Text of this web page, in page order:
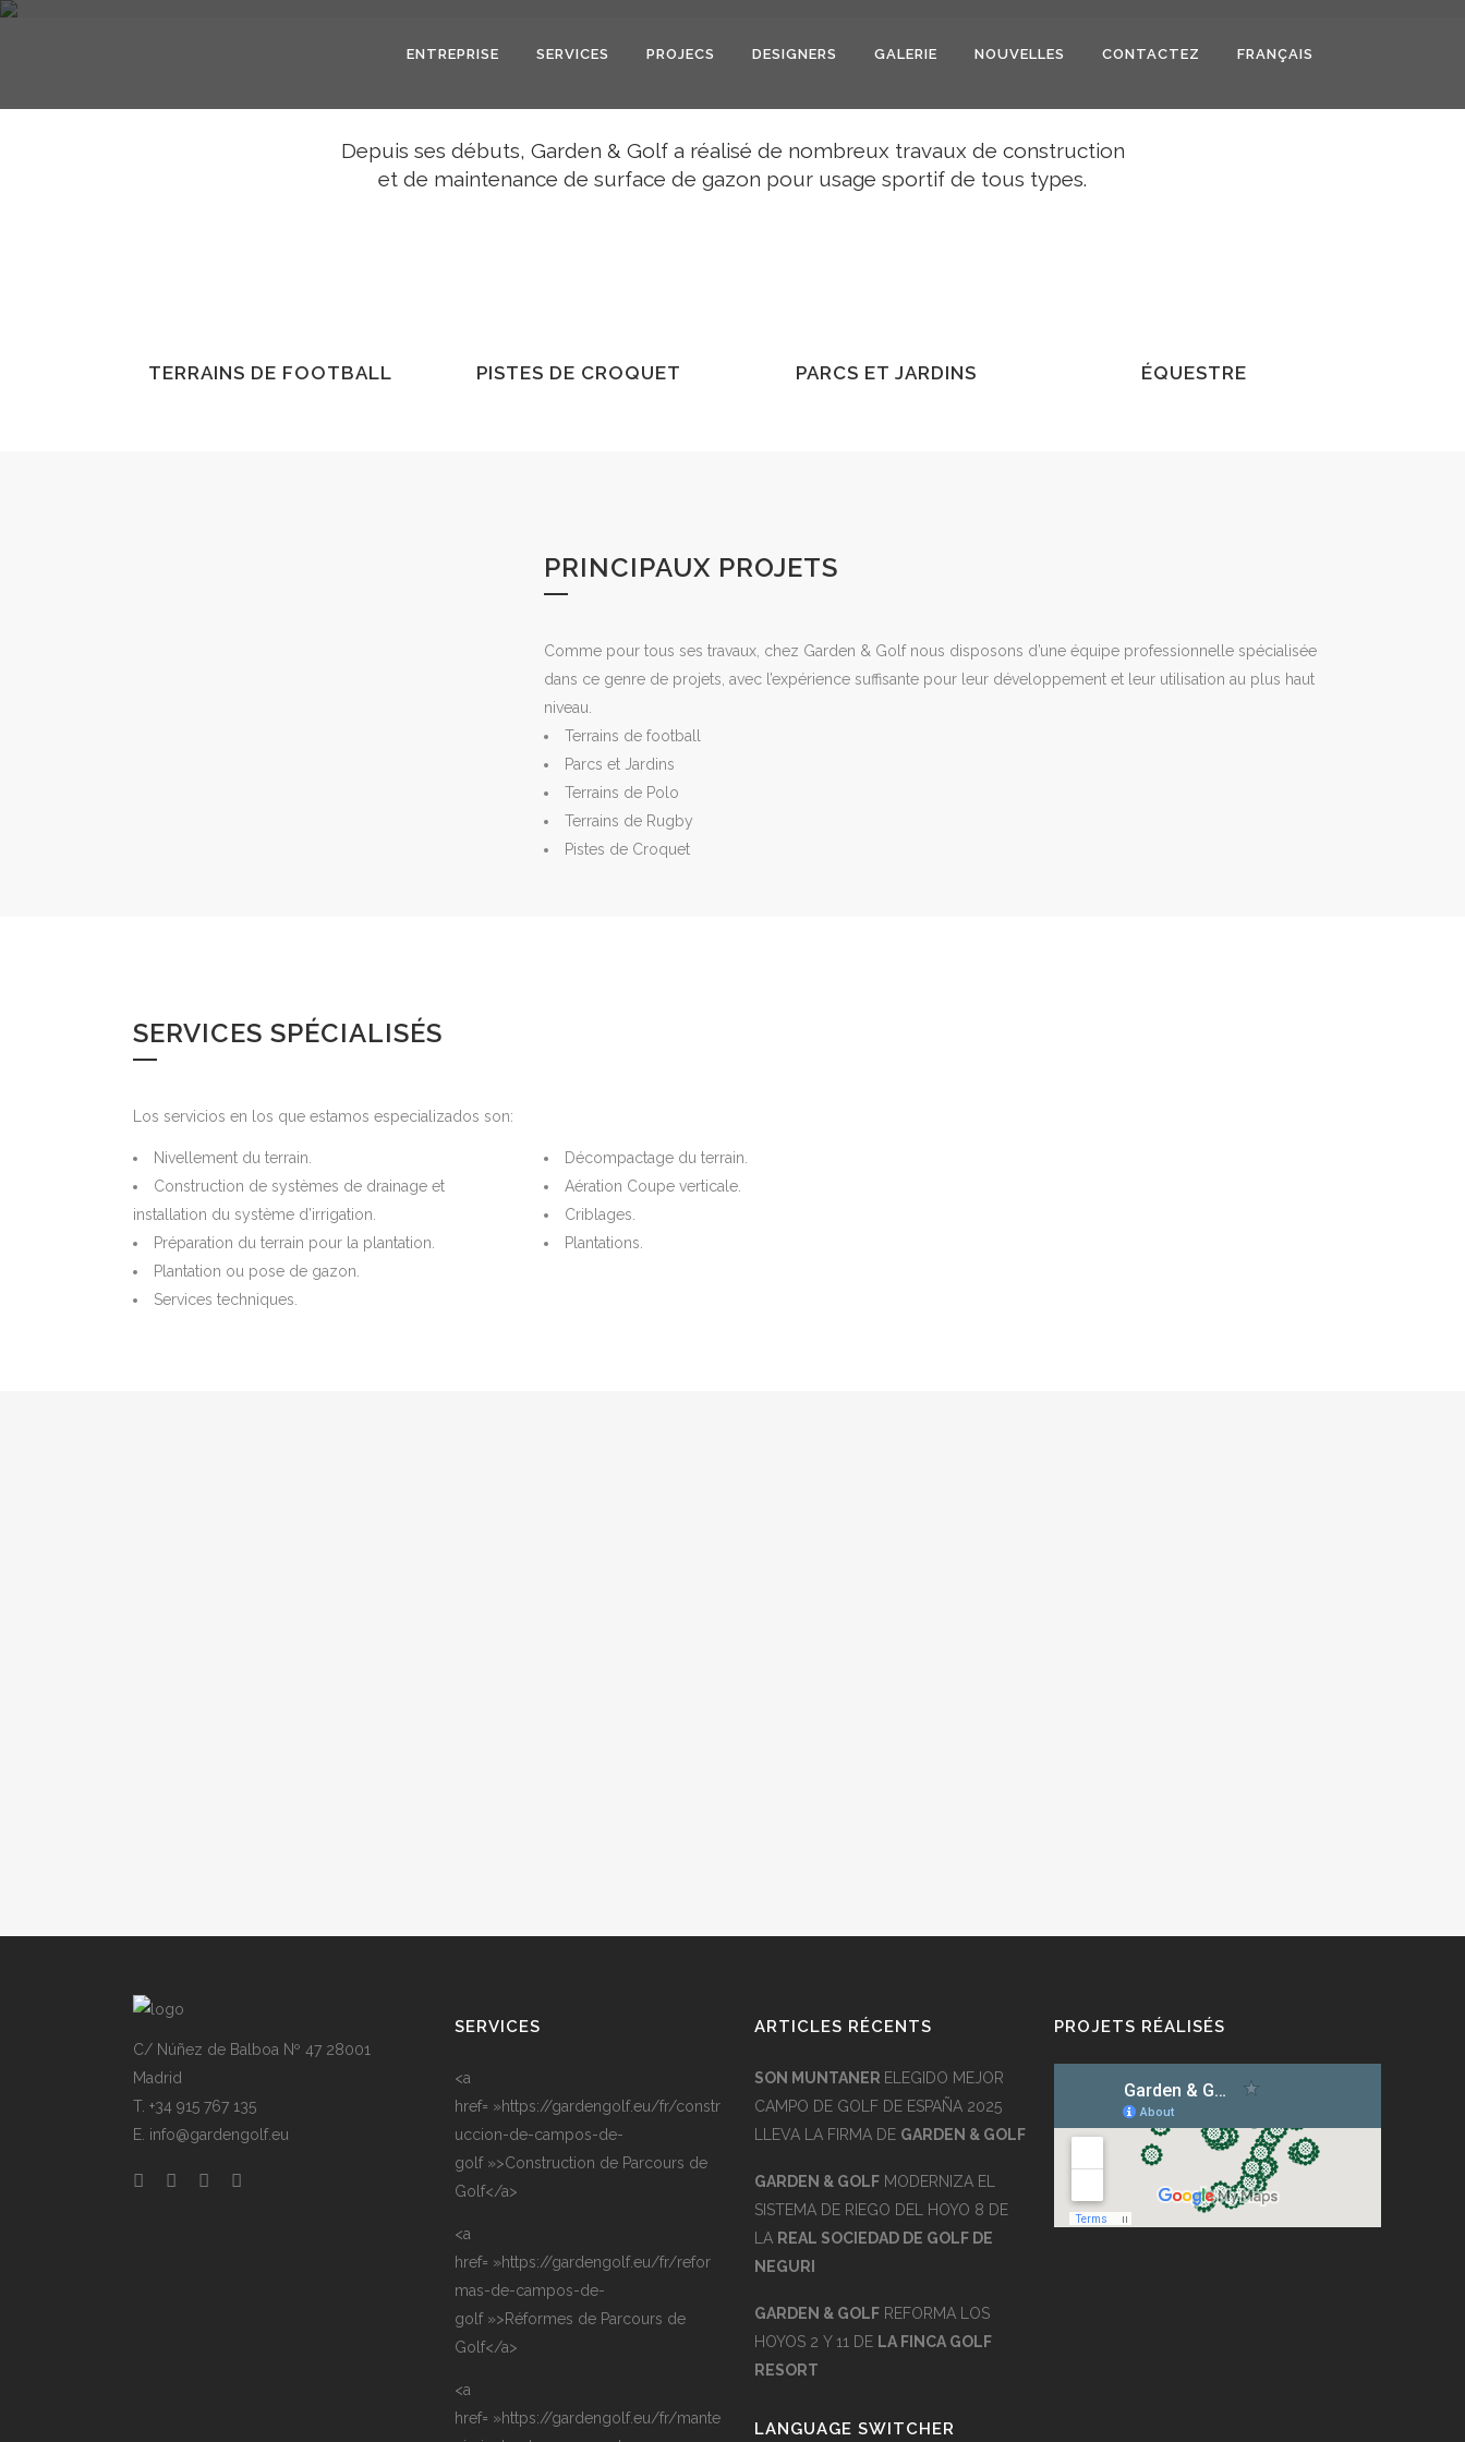
ENTREPRISE SERVICES PROJECS DESIGNERS GALERIE NOUVELLES CONTACTEZ FRANÇAIS
Depuis ses débuts, Garden & Golf a réalisé de nombreux travaux de construction
et de maintenance de surface de gazon pour usage sportif de tous types.
TERRAINS DE FOOTBALL PISTES DE CROQUET PARCS ET JARDINS ÉQUESTRE
PRINCIPAUX PROJETS
Comme pour tous ses travaux, chez Garden & Golf nous disposons d’une équipe professionnelle spécialisée
dans ce genre de projets, avec l’expérience suffisante pour leur développement et leur utilisation au plus haut
niveau.
Terrains de football
Parcs et Jardins
Terrains de Polo
Terrains de Rugby
Pistes de Croquet
SERVICES SPÉCIALISÉS
Los servicios en los que estamos especializados son:
Nivellement du terrain.
Construction de systèmes de drainage et
installation du système d’irrigation.
Préparation du terrain pour la plantation.
Plantation ou pose de gazon.
Services techniques.
Décompactage du terrain.
Aération Coupe verticale.
Criblages.
Plantations.
C/ Núñez de Balboa Nº 47 28001
Madrid
T. +34 915 767 135
E. info@gardengolf.eu
SERVICES
<a
href= »https://gardengolf.eu/fr/constr
uccion-de-campos-de-
golf »>Construction de Parcours de
Golf</a>
<a
href= »https://gardengolf.eu/fr/refor
mas-de-campos-de-
golf »>Réformes de Parcours de
Golf</a>
<a
href= »https://gardengolf.eu/fr/mante
ARTICLES RÉCENTS
SON MUNTANER ELEGIDO MEJOR
CAMPO DE GOLF DE ESPAÑA 2025
LLEVA LA FIRMA DE GARDEN & GOLF
GARDEN & GOLF MODERNIZA EL
SISTEMA DE RIEGO DEL HOYO 8 DE
LA REAL SOCIEDAD DE GOLF DE
NEGURI
GARDEN & GOLF REFORMA LOS
HOYOS 2 Y 11 DE LA FINCA GOLF
RESORT
LANGUAGE SWITCHER
PROJETS RÉALISÉS